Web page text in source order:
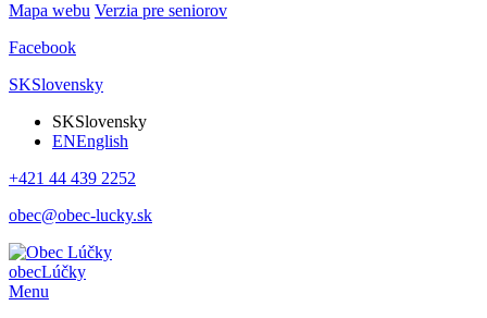
Mapa webu Verzia pre seniorov
Facebook
SKSlovensky
SKSlovensky
ENEnglish
+421 44 439 2252
obec@obec-lucky.sk
obecLúčky
Menu